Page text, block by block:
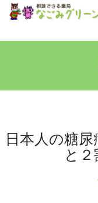
日本人の糖
と２